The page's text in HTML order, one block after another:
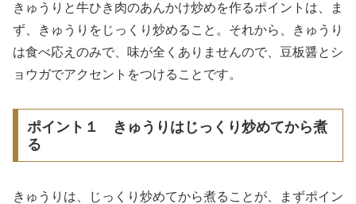
きゅうりと牛ひき肉のあんかけ炒めを作るポイントは、ま
ず、きゅうりをじっくり炒めること。それから、きゅうり
は食べ応えのみで、味が全くありませんので、豆板醤とシ
ョウガでアクセントをつけることです。
ポイント１ きゅうりはじっくり炒めてから煮
る
きゅうりは、じっくり炒めてから煮ることが、まずポイン